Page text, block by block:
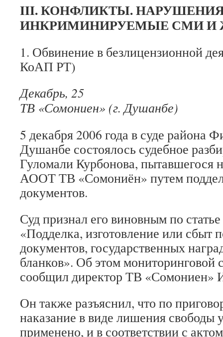
III. КОНФЛИКТЫ.
ИНКРИМИНИРУЕМЫЕ СМИ И
1. Обвинение в безлицензионной
КоАП РТ)
Декабрь, 25
ТВ «Сомониен» (г. Душанбе)
5 декабря 2006 года в суде района
Душанбе состоялось судебное
Гуломали Курбонова, пытавшегося
АООТ ТВ «Сомониён» путем
документов.
Суд признал его виновным по
«Подделка, изготовление или сбыт
документов, государственных
бланков». Об этом
сообщил директор ТВ «Сомониен»
Он также разъяснил, что по
наказание в виде лишения свободы
применено, и в соответствии с